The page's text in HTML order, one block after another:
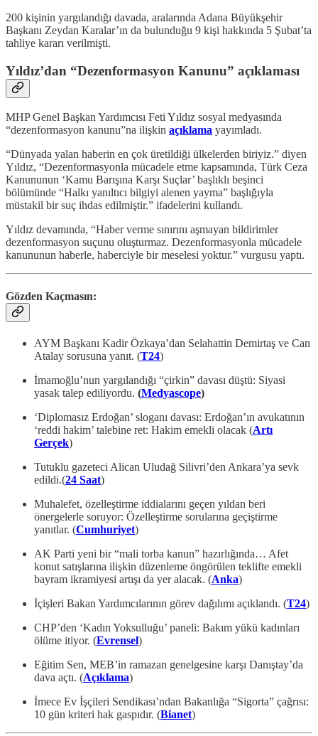
200 kişinin yargılandığı davada, aralarında Adana Büyükşehir
Başkanı Zeydan Karalar’ın da bulunduğu 9 kişi hakkında 5 Şubat’ta
tahliye kararı verilmişti.
Yıldız’dan “Dezenformasyon Kanunu” açıklaması
MHP Genel Başkan Yardımcısı Feti Yıldız sosyal medyasında
“dezenformasyon kanunu”na ilişkin açıklama yayımladı.
“Dünyada yalan haberin en çok üretildiği ülkelerden biriyiz.” diyen
Yıldız, “Dezenformasyonla mücadele etme kapsamında, Türk Ceza
Kanununun ‘Kamu Barışına Karşı Suçlar’ başlıklı beşinci
bölümünde “Halkı yanıltıcı bilgiyi alenen yayma” başlığıyla
müstakil bir suç ihdas edilmiştir.” ifadelerini kullandı.
Yıldız devamında, “Haber verme sınırını aşmayan bildirimler
dezenformasyon suçunu oluşturmaz. Dezenformasyonla mücadele
kanununun haberle, haberciyle bir meselesi yoktur.” vurgusu yaptı.
Gözden Kaçmasın:
AYM Başkanı Kadir Özkaya’dan Selahattin Demirtaş ve Can
Atalay sorusuna yanıt. (T24)
İmamoğlu’nun yargılandığı “çirkin” davası düştü: Siyasi
yasak talep ediliyordu. (Medyascope)
‘Diplomasız Erdoğan’ sloganı davası: Erdoğan’ın avukatının
‘reddi hakim’ talebine ret: Hakim emekli olacak (Artı
Gerçek)
Tutuklu gazeteci Alican Uludağ Silivri’den Ankara’ya sevk
edildi.(24 Saat)
Muhalefet, özelleştirme iddialarını geçen yıldan beri
önergelerle soruyor: Özelleştirme sorularına geçiştirme
yanıtlar. (Cumhuriyet)
AK Parti yeni bir “mali torba kanun” hazırlığında… Afet
konut satışlarına ilişkin düzenleme öngörülen teklifte emekli
bayram ikramiyesi artışı da yer alacak. (Anka)
İçişleri Bakan Yardımcılarının görev dağılımı açıklandı. (T24)
CHP’den ‘Kadın Yoksulluğu’ paneli: Bakım yükü kadınları
ölüme itiyor. (Evrensel)
Eğitim Sen, MEB’in ramazan genelgesine karşı Danıştay’da
dava açtı. (Açıklama)
İmece Ev İşçileri Sendikası’ndan Bakanlığa “Sigorta” çağrısı:
10 gün kriteri hak gaspıdır. (Bianet)